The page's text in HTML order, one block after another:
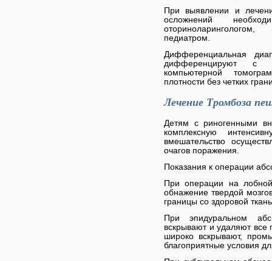
При выявлении и
осложнений
педиатром.
Дифференциальная
дифференцируют с
компьютерной
плотности без четких
Лечение Тромбоза
Детям с риногенными
комплексную
вмешательство
очагов поражения.
Показания к операции
При операции на
обнажение твердой
границы со здоровой
При эпидуральном
вскрывают и удаляют все
широко вскрывают,
благоприятные условия